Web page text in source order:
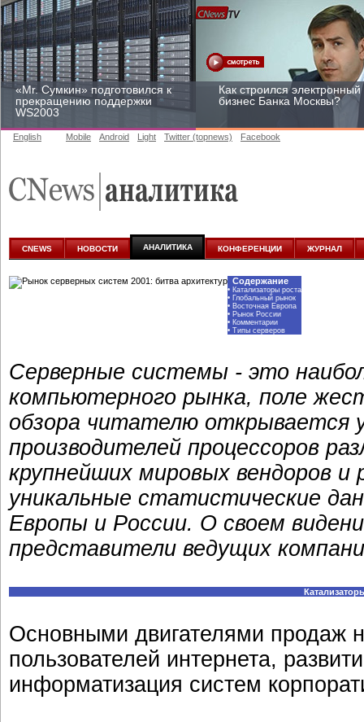
«Mr. Сумкин» подготовился к
прекращению поддержки
WS2003
Как строился электронный
бизнес Банка Москвы?
к аналитике
участвовать
English Mobile Android Light Twitter (topnews) Facebook
CNEWS НОВОСТИ АНАЛИТИКА КОНФЕРЕНЦИИ ЖУРНАЛ
Содержание
• Катализаторы роста
• Глобальный рынок
• Восточная Европа
• Рынок России
• Комментарии
• Типы серверов
Серверные системы - это
компьютерного рынка, поле
обзора читателю открывается
производителей процессоров
крупнейших мировых вендоров и
уникальные статистические
Европы и России. О своем
представители ведущих
Основными двигателями продаж
пользователей интернета,
информатизация систем